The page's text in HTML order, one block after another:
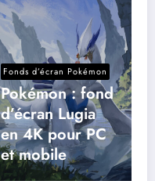
Fonds d’écran Pokémon
Pokémon : fond
d’écran Lugia
en 4K pour PC
et mobile